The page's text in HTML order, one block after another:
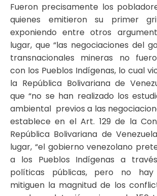
Fueron precisamente los
quienes emitieron su primer
exponiendo entre otros
lugar, que “las negociaciones del
transnacionales mineras no
con los Pueblos Indígenas, lo cual
la República Bolivariana de
que “no se han realizado los
ambiental previos a las
establece en el Art. 129 de la
República Bolivariana de
lugar, “el gobierno venezolano
a los Pueblos Indígenas a
políticas públicas, pero no hay
mitiguen la magnitud de los